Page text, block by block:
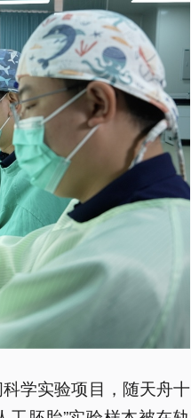
学实验项目，随天舟十